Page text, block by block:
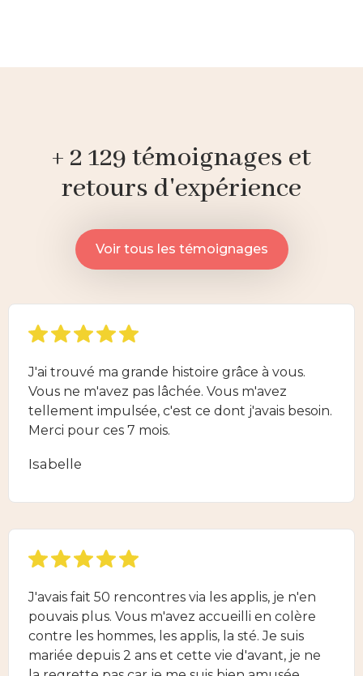
+ 2 129 témoignages et
retours d'expérience
Voir tous les témoignages
J'ai trouvé ma grande histoire grâce à vous.
Vous ne m'avez pas lâchée. Vous m'avez
tellement impulsée, c'est ce dont j'avais besoin.
Merci pour ces 7 mois.
Isabelle
J'avais fait 50 rencontres via les applis, je n'en
pouvais plus. Vous m'avez accueilli en colère
contre les hommes, les applis, la sté. Je suis
mariée depuis 2 ans et cette vie d'avant, je ne